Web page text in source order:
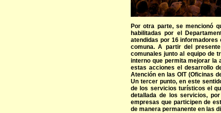
Por otra parte, se mencionó
habilitadas por el
atendidas por 16
comuna. A partir del
comunales junto al equipo de
interno que permita mejorar la
estas acciones el desarrollo
Atención en las OIT (Oficinas
Un tercer punto, en este
de los servicios turísticos el
detallada de los servicios,
empresas que participen de
de manera permanente en las